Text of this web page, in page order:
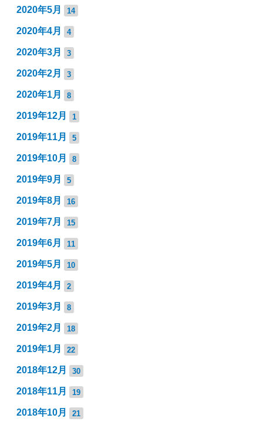
2020年5月 14
2020年4月 4
2020年3月 3
2020年2月 3
2020年1月 8
2019年12月 1
2019年11月 5
2019年10月 8
2019年9月 5
2019年8月 16
2019年7月 15
2019年6月 11
2019年5月 10
2019年4月 2
2019年3月 8
2019年2月 18
2019年1月 22
2018年12月 30
2018年11月 19
2018年10月 21